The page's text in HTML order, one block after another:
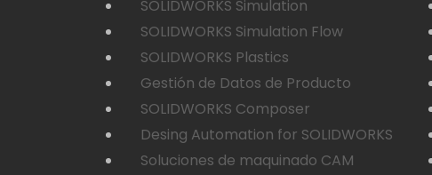
SOLIDWORKS Simulation
SOLIDWORKS Simulation Flow
SOLIDWORKS Plastics
Gestión de Datos de Producto
SOLIDWORKS Composer
Desing Automation for SOLIDWORKS
Soluciones de maquinado CAM